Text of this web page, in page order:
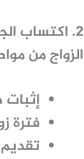
2. اكتساب الجنسية عبر الزواج
الزواج من
إثبات
فترة